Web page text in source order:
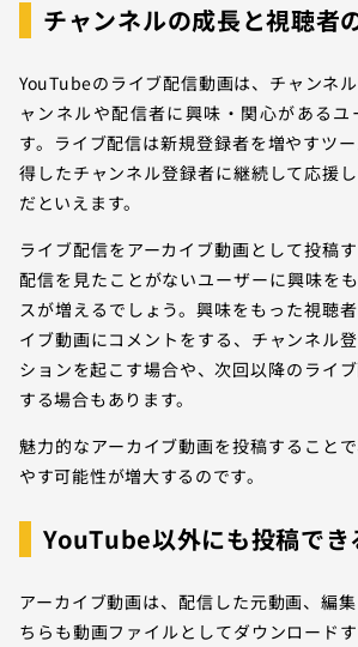
チャンネルの成長と視聴者
YouTubeのライブ配信動画は、チャンネ
ャンネルや配信者に興味・関心があるユ
す。ライブ配信は新規登録者を増やすツ
得したチャンネル登録者に継続して応援
だといえます。
ライブ配信をアーカイブ動画として投稿
配信を見たことがないユーザーに興味を
スが増えるでしょう。興味をもった視聴
イブ動画にコメントをする、チャンネル
ションを起こす場合や、次回以降のライ
する場合もあります。
魅力的なアーカイブ動画を投稿すること
やす可能性が増大するのです。
YouTube以外にも投稿でき
アーカイブ動画は、配信した元動画、編
ちらも動画ファイルとしてダウンロードす